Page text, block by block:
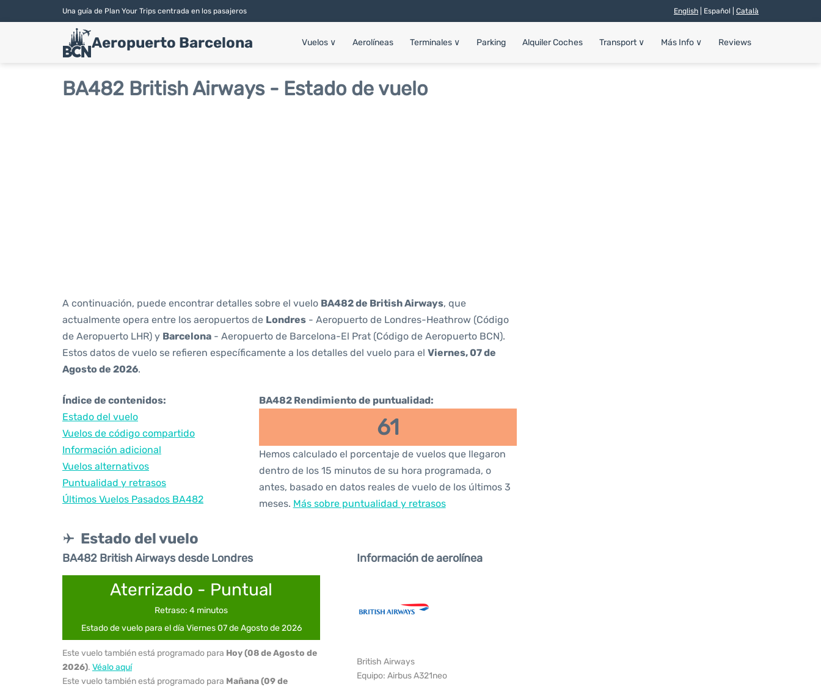
Una guía de Plan Your Trips centrada en los pasajeros English | Español | Català
Aeropuerto Barcelona Vuelos ∨ Aerolíneas Terminales ∨ Parking Alquiler Coches Transport ∨ Más Info ∨ Reviews
BA482 British Airways - Estado de vuelo
A continuación, puede encontrar detalles sobre el vuelo BA482 de British Airways, que
actualmente opera entre los aeropuertos de Londres - Aeropuerto de Londres-Heathrow (Código
de Aeropuerto LHR) y Barcelona - Aeropuerto de Barcelona-El Prat (Código de Aeropuerto BCN).
Estos datos de vuelo se refieren específicamente a los detalles del vuelo para el Viernes, 07 de
Agosto de 2026.
Índice de contenidos:
Estado del vuelo
Vuelos de código compartido
Información adicional
Vuelos alternativos
Puntualidad y retrasos
Últimos Vuelos Pasados BA482
BA482 Rendimiento de puntualidad:
61
Hemos calculado el porcentaje de vuelos que llegaron
dentro de los 15 minutos de su hora programada, o
antes, basado en datos reales de vuelo de los últimos 3
meses. Más sobre puntualidad y retrasos
Estado del vuelo
BA482 British Airways desde Londres
Aterrizado - Puntual
Retraso: 4 minutos
Estado de vuelo para el día Viernes 07 de Agosto de 2026
Este vuelo también está programado para Hoy (08 de Agosto de
2026). Véalo aquí
Este vuelo también está programado para Mañana (09 de
Información de aerolínea
British Airways
Equipo: Airbus A321neo